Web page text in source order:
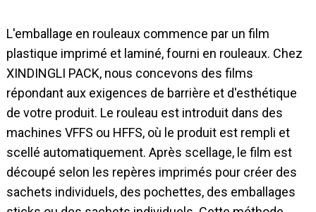
L'emballage en rouleaux commence par un film
plastique imprimé et laminé, fourni en rouleaux. Chez
XINDINGLI PACK, nous concevons des films
répondant aux exigences de barrière et d'esthétique
de votre produit. Le rouleau est introduit dans des
machines VFFS ou HFFS, où le produit est rempli et
scellé automatiquement. Après scellage, le film est
découpé selon les repères imprimés pour créer des
sachets individuels, des pochettes, des emballages